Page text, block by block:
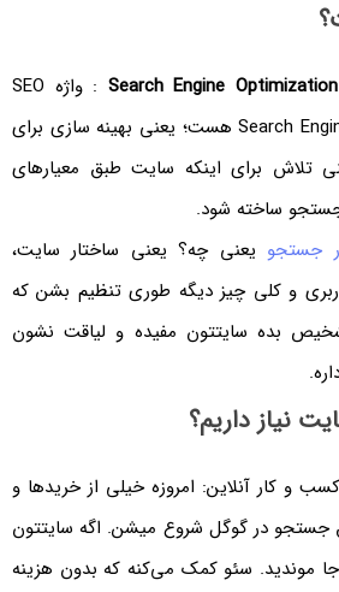
Search Engine Optimization
: واژه SEO
مخفف Search Engine Optimization هست؛ یعنی بهینه سازی برای
تلاش برای اینکه سایت طبق معیارهای
ساخته شود.
جستجویعنی چه؟ یعنی ساختار سایت،
و کلی چیز دیگه طوری تنظیم بشن که
بده سایتتون مفیده و لیاقت نشون
نیاز داریم؟
و کار آنلاین: امروزه خیلی از خریدها و
جستجو در گوگل شروع میشن. اگه سایتتون
جا موندید. سئو کمک می‌کنه که بدون هزینه